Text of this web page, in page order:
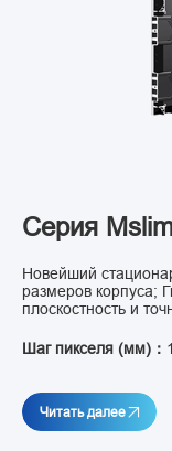
Серия
Новейший
размеров корпуса;
плоскостность и
Шаг пикселя (мм)：
Читать далее